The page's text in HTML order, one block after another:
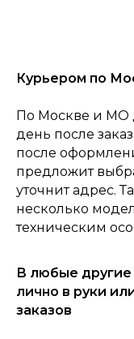
Консультация
Курьером по
По Москве и МО
день после
после
предложит
уточнит адрес.
несколько
техническим
В любые
лично в руки
заказов